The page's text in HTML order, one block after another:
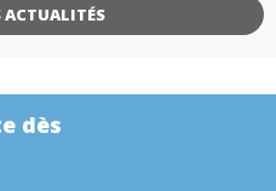
ACTUALITÉS
dès